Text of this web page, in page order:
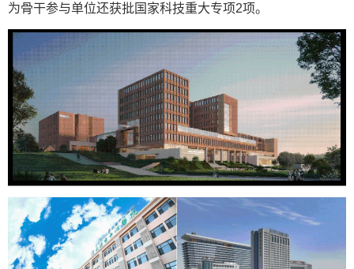
为骨干参与单位还获批国家科技重大专项2项。